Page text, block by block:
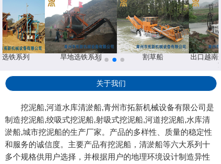
选铁系列 旱地选铁系列 割草船
出口越南
关于我们
挖泥船,河道水库清淤船,青州市拓新机械设备有限公司是
制造挖泥船,绞吸式挖泥船,射吸式挖泥船,河道挖泥船,水库清
淤船,城市挖泥船的生产厂家。产品的多样性、质量的稳定性
和服务的诚信度。主要产品有挖泥船，清淤船等六大系列十
多个规格供用户选择，并根据用户的地理环境设计制造异性